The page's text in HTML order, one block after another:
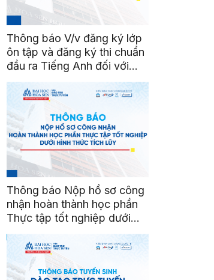
Thông báo V/v đăng ký lớp
ôn tập và đăng ký thi chuẩn
đầu ra Tiếng Anh đối với
sinh viên ngành Ngôn ngữ
Anh
Thông báo Nộp hồ sơ công
nhận hoàn thành học phần
Thực tập tốt nghiệp dưới
hình thức tích lũy